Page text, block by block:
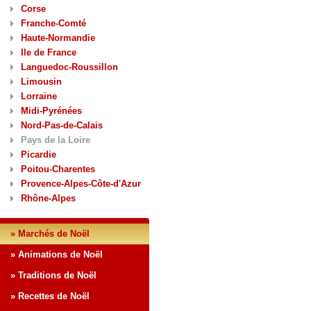
Corse
Franche-Comté
Haute-Normandie
Ile de France
Languedoc-Roussillon
Limousin
Lorraine
Midi-Pyrénées
Nord-Pas-de-Calais
Pays de la Loire
Picardie
Poitou-Charentes
Provence-Alpes-Côte-d'Azur
Rhône-Alpes
» Marchés de Noël
» Animations de Noël
» Traditions de Noël
» Recettes de Noël